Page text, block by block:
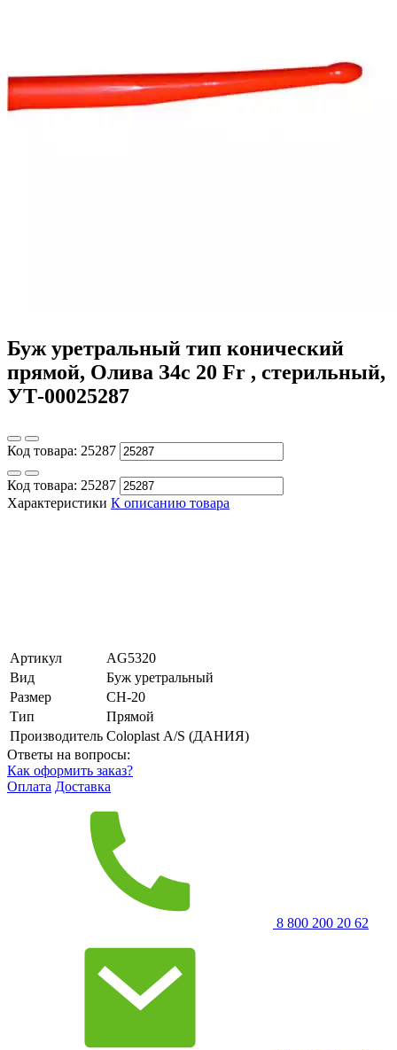
Буж уретральный тип конический
прямой, Олива З4с 20 Fr , стерильный,
УТ-00025287
Код товара: 25287
Код товара: 25287
Характеристики К описанию товара
Артикул
АG5320
Вид
Буж уретральный
Размер
CH-20
Тип
Прямой
Производитель Coloplast А/S (ДАНИЯ)
Ответы на вопросы:
Как оформить заказ?
Оплата Доставка
8 800 200 20 62